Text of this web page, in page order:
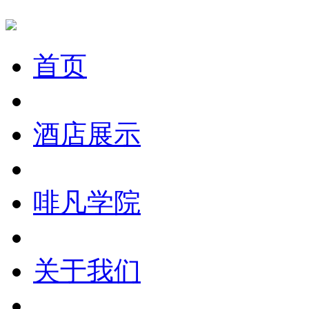
首页
酒店展示
啡凡学院
关于我们